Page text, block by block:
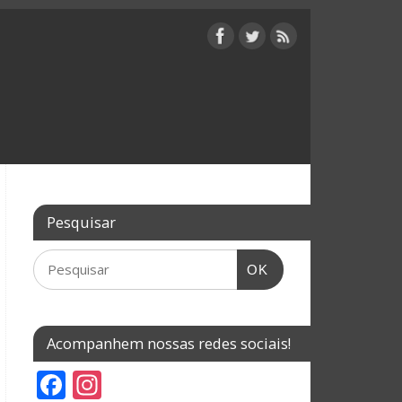
Pesquisar
OK
Acompanhem nossas redes sociais!
F